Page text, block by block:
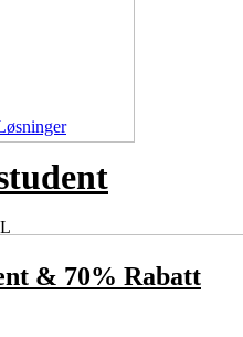
& 70% Rabatt